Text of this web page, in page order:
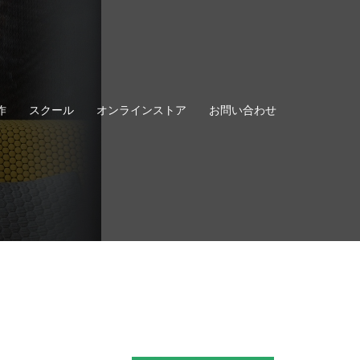
スクール オンラインストア お問い合わせ